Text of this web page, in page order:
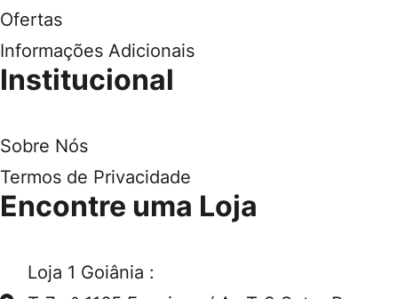
Ofertas
Informações Adicionais
Institucional
Sobre Nós
Termos de Privacidade
Encontre uma Loja
Loja 1 Goiânia :